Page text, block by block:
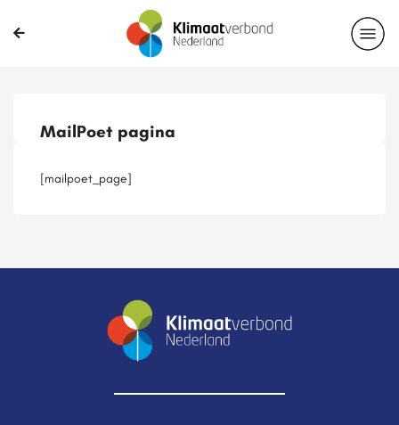
Casussen
MailPoet pagina
[mailpoet_page]